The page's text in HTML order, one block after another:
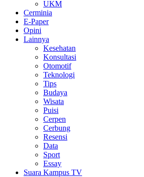
UKM
Cerminia
E-Paper
Opini
Lainnya
Kesehatan
Konsultasi
Otomotif
Teknologi
Tips
Budaya
Wisata
Puisi
Cerpen
Cerbung
Resensi
Data
Sport
Essay
Suara Kampus TV